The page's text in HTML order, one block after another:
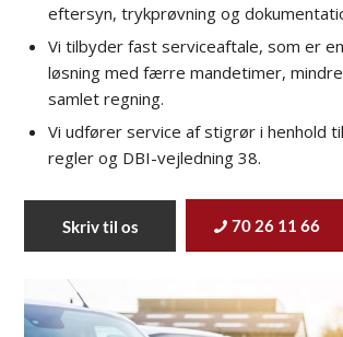
eftersyn, trykprøvning og
Vi tilbyder fast serviceaftale, som er
løsning med færre mandetimer,
samlet regning.
Vi udfører service af stigrør i henhold
regler og DBI-vejledning 38.
Skriv til os 70 26 11 66